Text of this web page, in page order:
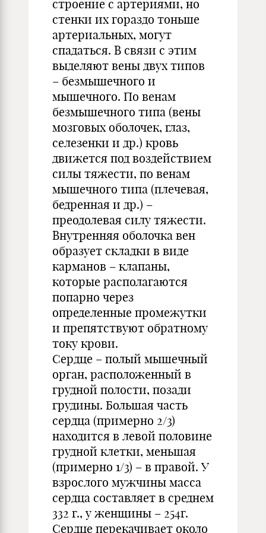
строение с артериями, но
стенки их гораздо тоньше
артериальных, могут
спадаться. В связи с этим
выделяют вены двух типов
– безмышечного и
мышечного. По венам
безмышечного типа (вены
мозговых оболочек, глаз,
селезенки и др.) кровь
движется под воздействием
силы тяжести, по венам
мышечного типа (плечевая,
бедренная и др.) –
преодолевая силу тяжести.
Внутренняя оболочка вен
образует складки в виде
карманов – клапаны,
которые располагаются
попарно через
определенные промежутки
и препятствуют обратному
току крови.
Сердце – полый мышечный
орган, расположенный в
грудной полости, позади
грудины. Большая часть
сердца (примерно 2/3)
находится в левой половине
грудной клетки, меньшая
(примерно 1/3) – в правой. У
взрослого мужчины масса
сердца составляет в среднем
332 г., у женщины – 254г.
Сердце перекачивает около